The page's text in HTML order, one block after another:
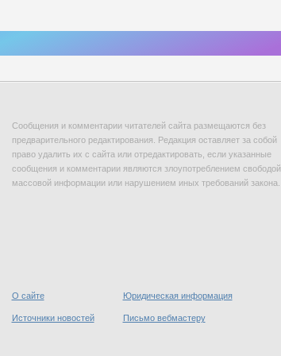
Сообщения и комментарии читателей сайта размещаются без
предварительного редактирования. Редакция оставляет за собой
право удалить их с сайта или отредактировать, если указанные
сообщения и комментарии являются злоупотреблением свободой
массовой информации или нарушением иных требований закона.
О сайте Юридическая информация
Источники новостей Письмо вебмастеру